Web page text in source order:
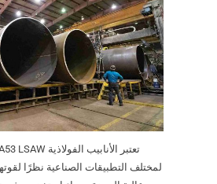
لمختلف التطبيقات الصناعية نظرًا